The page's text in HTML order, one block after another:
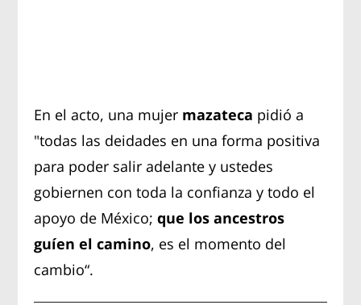
En el acto, una mujer mazateca pidió a
"todas las deidades en una forma positiva
para poder salir adelante y ustedes
gobiernen con toda la confianza y todo el
apoyo de México;que los ancestros
guíen el camino, es el momento del
cambio“.